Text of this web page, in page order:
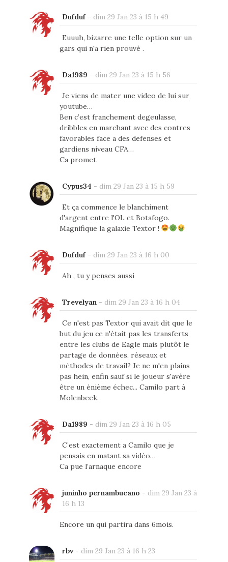
Dufduf- dim 29 Jan 23 à 15 h 49
Euuuh, bizarre une telle option sur un
gars qui n'a rien prouvé .
Da1989 - dim 29 Jan 23 à 15 h 56
Je viens de mater une video de lui sur
youtube…
Ben c’est franchement degeulasse,
dribbles en marchant avec des contres
favorables face a des defenses et
gardiens niveau CFA…
Ca promet.
Cypus34 - dim 29 Jan 23 à 15 h 59
Et ça commence le blanchiment
d'argent entre l'OL et Botafogo.
Magnifique la galaxie Textor !
Dufduf- dim 29 Jan 23 à 16 h 00
Ah , tu y penses aussi
Trevelyan - dim 29 Jan 23 à 16 h 04
Ce n'est pas Textor qui avait dit que le
but du jeu ce n'était pas les transferts
entre les clubs de Eagle mais plutôt le
partage de données, réseaux et
méthodes de travail? Je ne m'en plains
pas hein, enfin sauf si le joueur s'avère
être un énième échec... Camilo part à
Molenbeek.
Da1989 - dim 29 Jan 23 à 16 h 05
C’est exactement a Camilo que je
pensais en matant sa vidéo…
Ca pue l’arnaque encore
juninho pernambucano - dim 29 Jan 23 à
16 h 13
Encore un qui partira dans 6mois.
rbv- dim 29 Jan 23 à 16 h 23